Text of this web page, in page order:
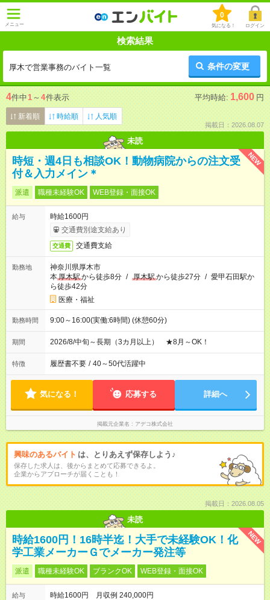
メニュー
0
気になる！ ログイン
検索結果
厚木で営業事務のバイト一覧 条件の変更
4件中1 ～ 4件表示 平均時給: 1,600 円
新着順 時給順 人気順
掲載日：2026.08.07
未読
NEW
時短・週4日も相談OK！動物病院からの注文受
付＆入力メイン＊
派遣 職種未経験OK WEB登録・面接OK
給与
時給1600円
交通費別途支給あり
交通費 交通費支給
勤務地
神奈川県厚木市
本厚木駅から徒歩8分 / 厚木駅から徒歩27分 / 愛甲石田駅か
ら徒歩42分
医療・福祉
勤務時間 9:00～16:00(実働:6時間) (休憩60分)
期間 2026/8/中旬～長期（3カ月以上） ★8月～OK！
特徴 履歴書不要 / 40～50代活躍中
気になる！ 応募する 詳細へ
掲載元企業名 アデコ株式会社
興味のあるバイト は、とりあえず保存しよう♪
保存した求人は、後からまとめて応募できるよ。
企業からアプローチが届くことも！
掲載日：2026.08.05
未読
NEW
時給1600円！16時半迄！大手で未経験OK！化
学工業メーカーＧでメーカー発注等
派遣 職種未経験OK ブランクOK WEB登録・面接OK
給与
時給1600円 月収例 240,000円